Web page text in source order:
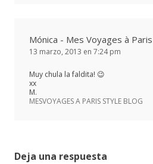
Mónica - Mes Voyages à
13 marzo, 2013 en 7:24 pm
Muy chula la faldita! 😉
xx
M.
MESVOYAGES A PARIS STYLE BLOG
Deja una respuesta